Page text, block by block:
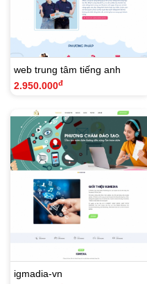
web trung tâm tiếng anh
2.950.000đ
igmadia-vn